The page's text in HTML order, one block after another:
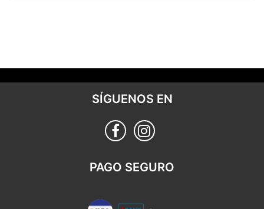
SÍGUENOS EN
PAGO SEGURO